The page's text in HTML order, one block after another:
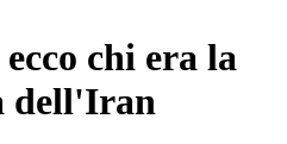
chi era la
dell'Iran